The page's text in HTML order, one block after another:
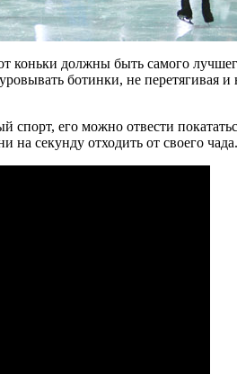
должны быть самого
ботинки, не
его можно отвести
на секунду отходить от своего